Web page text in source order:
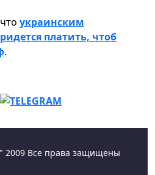
украинским
платить, чтоб
.
2009 Все права защищены